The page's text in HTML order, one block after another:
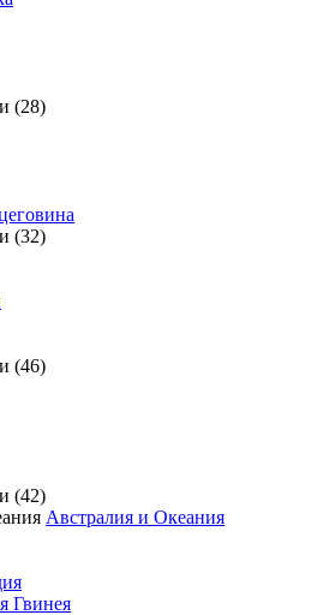
(28)
(32)
(46)
(42)
Австралия и Океания
Гвинея